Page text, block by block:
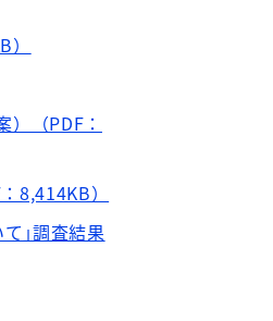
（PDF：
8,414KB）
｣調査結果